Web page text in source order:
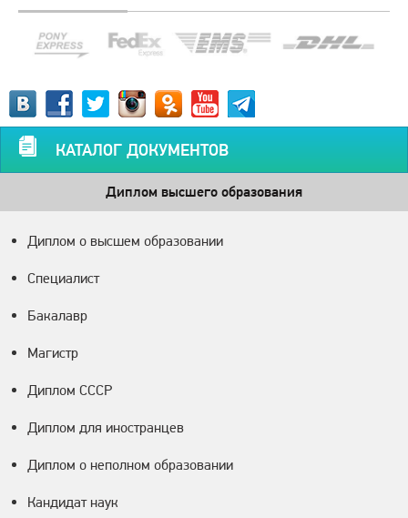
КАТАЛОГ ДОКУМЕНТОВ
Диплом высшего образования
Диплом о высшем образовании
Специалист
Бакалавр
Магистр
Диплом СССР
Диплом для иностранцев
Диплом о неполном образовании
Кандидат наук